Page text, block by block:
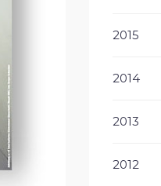
2015
2014
2013
2012